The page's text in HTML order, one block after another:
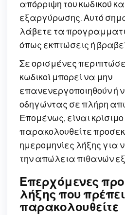
απόρριψη του κωδικού
εξαργύρωσης. Αυτό
λάβετε τα
όπως εκπτώσεις ή
Σε ορισμένες
κωδικοί μπορεί να μην
επανενεργοποιηθούν ή
οδηγώντας σε πλήρη
Επομένως, είναι
παρακολουθείτε
ημερομηνίες λήξης για
την απώλεια πιθανών
Επερχόμενες
λήξης που
παρακολουθείτε